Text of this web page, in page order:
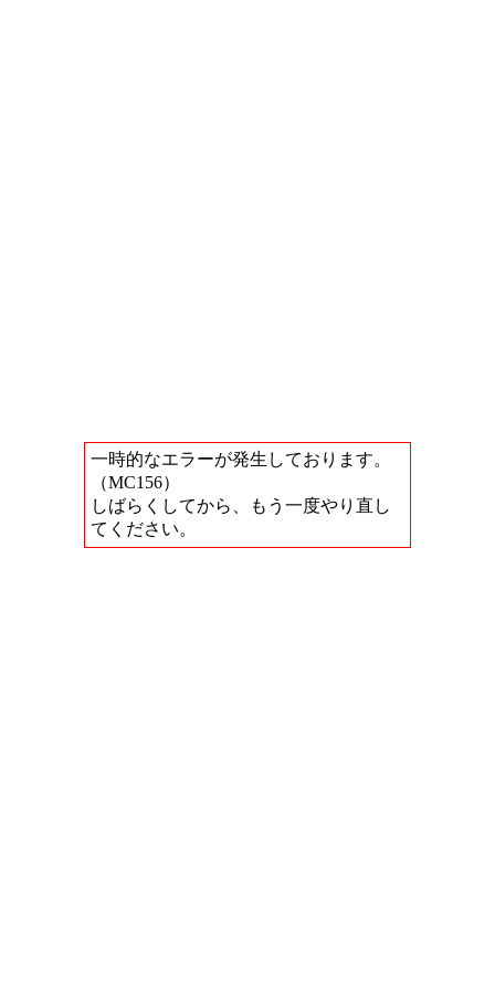
一時的なエラーが発生しております。
（MC156）
しばらくしてから、もう一度やり直し
てください。